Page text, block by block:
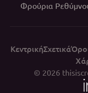
Φρούρια
ΚεντρικήΣχετικά
© 2026